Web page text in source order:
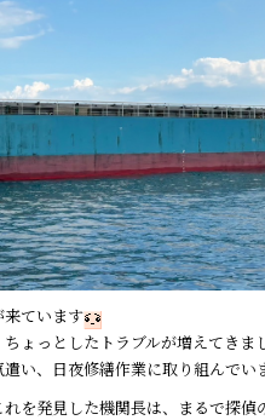
来ています
ょっとしたトラブルが増えてきま
い、日夜修繕作業に取り組んでい
を発見した機関長は、まるで探